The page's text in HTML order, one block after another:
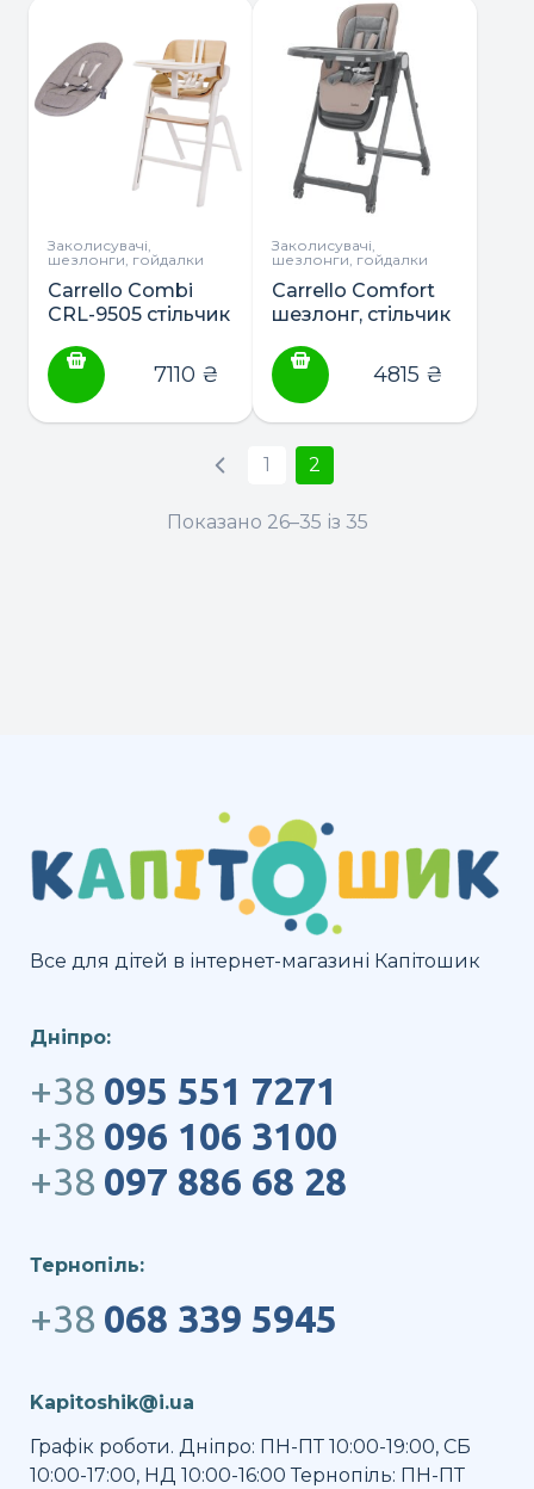
Заколисувачі,
шезлонги, гойдалки
Carrello Combi
CRL-9505 стільчик
шезлонгом7110 ₴
Заколисувачі,
шезлонги, гойдалки
Carrello Comfort
шезлонг, стільчик
бустер
4815 ₴
1 2
Показано 26–35 із 35
Все для дітей в інтернет-магазині Капітошик
Дніпро:
+38 095 551 7271
+38 096 106 3100
+38 097 886 68 28
Тернопіль:
+38 068 339 5945
Kapitoshik@i.ua
Графік роботи. Дніпро: ПН-ПТ 10:00-19:00, СБ
10:00-17:00, НД 10:00-16:00 Тернопіль: ПН-ПТ